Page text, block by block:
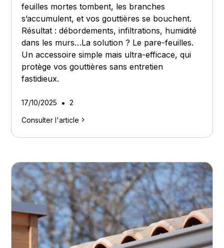
feuilles mortes tombent, les branches
s’accumulent, et vos gouttières se bouchent.
Résultat : débordements, infiltrations, humidité
dans les murs…La solution ? Le pare-feuilles.
Un accessoire simple mais ultra-efficace, qui
protège vos gouttières sans entretien
fastidieux.
17/10/2025 • 2
Consulter l'article